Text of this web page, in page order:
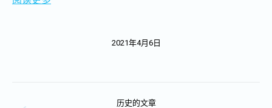
2021年4月6日
历史的文章